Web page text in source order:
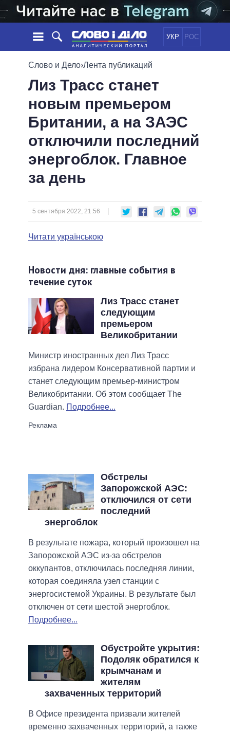
УКР РОС
НОВОСТИ
ЛЕНТА
СОБЫТИЯ
СТАТЬИ
МНЕНИЯ
ОБЗОРЫ
ДАЙДЖЕСТЫ
ПОЛИТИКА
ЭКОНОМИКА
ОБЩЕСТВО
ОБЕЩАНИЯ
ПОЛИТИКИ
ВСЕ ПОЛИТИКИ
ПРЕЗИДЕНТ И ОФИС
ВЕРХОВНАЯ РАДА
КАБИНЕТ МИНИСТРОВ
МЭРЫ
ВСЕ ПЕРСОНЫ
ИНФОГРАФИКА
ВИДЕО
ПОДДЕРЖАТЬ
СРАВНЕНИЕ ПОЛИТИКОВ
Слово и Дело›Лента публикаций
Лиз Трасс станет
новым премьером
Британии, а на ЗАЭС
отключили последний
энергоблок. Главное
за день
5 сентября 2022, 21:56
Читати українською
Новости дня: главные события в
течение суток
Лиз Трасс станет
следующим
премьером
Великобритании
Министр иностранных дел Лиз Трасс
избрана лидером Консервативной партии и
станет следующим премьер-министром
Великобритании. Об этом сообщает The
Guardian. Подробнее...
Обстрелы
Запорожской АЭС:
отключился от сети
последний
энергоблок
В результате пожара, который произошел на
Запорожской АЭС из-за обстрелов
оккупантов, отключилась последняя линии,
которая соединяла узел станции с
энергосистемой Украины. В результате был
отключен от сети шестой энергоблок.
Подробнее...
Обустройте укрытия:
Подоляк обратился к
крымчанам и
жителям
захваченных территорий
В Офисе президента призвали жителей
временно захваченных территорий, а также